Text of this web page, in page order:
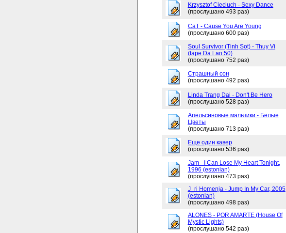
Krzysztof Cieciuch - Sexy Dance
(прослушано 493 раз)
CaT - Cause You Are Young
(прослушано 600 раз)
Soul Survivor (Tinh Sot) - Thuy Vi
(tape Da Lan 50)
(прослушано 752 раз)
Страшный сон
(прослушано 492 раз)
Linda Trang Dai - Don't Be Hero
(прослушано 528 раз)
Апельсиновые мальчики - Белые
Цветы
(прослушано 713 раз)
Еще один кавер
(прослушано 536 раз)
Jam - I Can Lose My Heart Tonight,
1996 (estonian)
(прослушано 473 раз)
J_ri Homenja - Jump In My Car, 2005
(estonian)
(прослушано 498 раз)
ALONES - POR AMARTE (House Of
Mystic Lights)
(прослушано 542 раз)